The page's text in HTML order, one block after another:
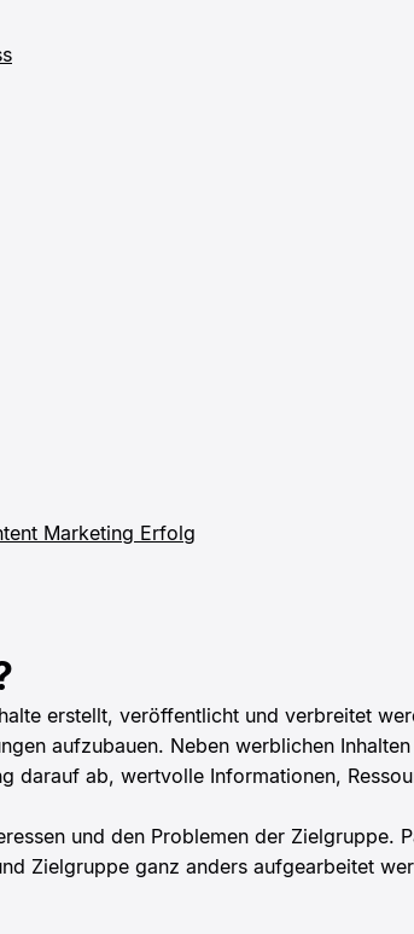
Marketing Erfolg
erstellt, veröffentlicht und verbreitet
aufzubauen. Neben werblichen
darauf ab, wertvolle Informationen,
und den Problemen der Zielgruppe.
Zielgruppe ganz anders aufgearbeitet